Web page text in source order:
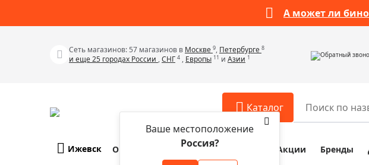
А может ли
Сеть магазинов: 57 магазинов в Москве 9, Петербурге 8
и еще 25 городах России ,СНГ 4 , Европы 11 и Азии 1 Обратный
Каталог
Телескопы
Ижевск
Ваше местоположение
Россия?
О компании Оплата и доставка Акции Бренды